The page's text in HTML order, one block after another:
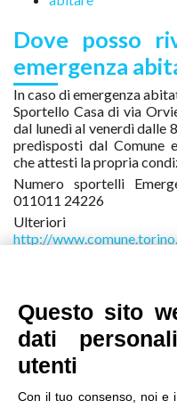
Dove posso
emergenza
In caso di emergenza
Sportello Casa di via
dal lunedì al venerdì dalle
predisposti dal Comune
che attesti la propria
Numero sportelli
011011 24226
Ulteriori
http://
abitare
FAQ
Questo sito
dati
utenti
Con il tuo consenso, noi e